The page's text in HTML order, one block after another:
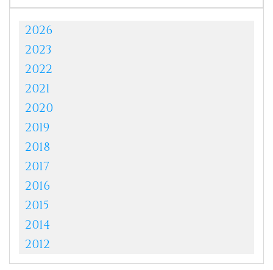
2026
2023
2022
2021
2020
2019
2018
2017
2016
2015
2014
2012